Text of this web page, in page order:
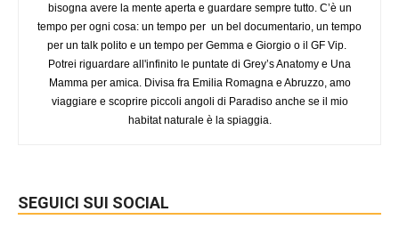
bisogna avere la mente aperta e guardare sempre tutto. C’è un
tempo per ogni cosa: un tempo per un bel documentario, un tempo
per un talk polito e un tempo per Gemma e Giorgio o il GF Vip.
Potrei riguardare all'infinito le puntate di Grey’s Anatomy e Una
Mamma per amica. Divisa fra Emilia Romagna e Abruzzo, amo
viaggiare e scoprire piccoli angoli di Paradiso anche se il mio
habitat naturale è la spiaggia.
SEGUICI SUI SOCIAL